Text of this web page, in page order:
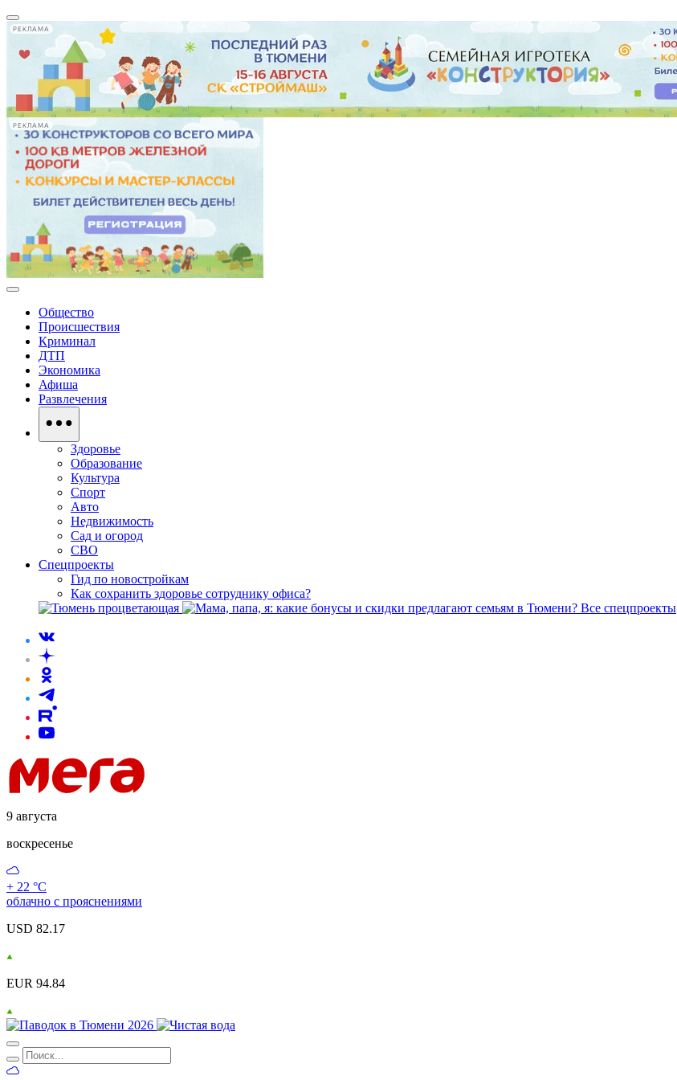
РЕКЛАМА
РЕКЛАМА
Общество
Происшествия
Криминал
ДТП
Экономика
Афиша
Развлечения
Здоровье
Образование
Культура
Спорт
Авто
Недвижимость
Сад и огород
СВО
Спецпроекты
Гид по новостройкам
Как сохранить здоровье сотруднику офиса?
Все спецпроекты
9 августа
воскресенье
+ 22 °С
облачно с прояснениями
USD 82.17
EUR 94.84